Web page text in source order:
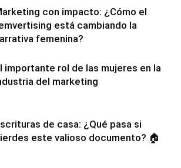
con impacto: ¿Cómo el
está cambiando la
femenina?
importante rol de las mujeres en la
del marketing
de casa: ¿Qué pasa si
este valioso documento? 🏠